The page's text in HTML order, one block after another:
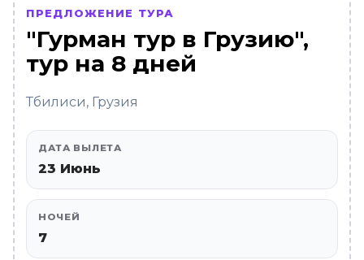
ПРЕДЛОЖЕНИЕ ТУРА
"Гурман тур в Грузию",
тур на 8 дней
Тбилиси, Грузия
ДАТА ВЫЛЕТА
23 Июнь
НОЧЕЙ
7